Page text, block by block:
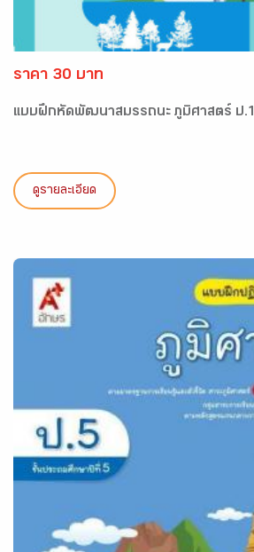
ราคา 30 บาท
แบบฝึกหัดพัฒนาสมรรถนะ ภูมิศาสตร์ ป.1
ดูรายละเอียด